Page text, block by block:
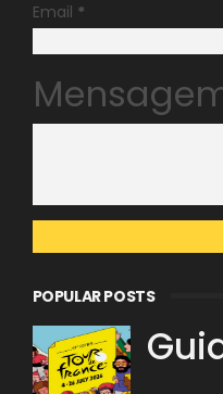
Email *
POPULAR POSTS